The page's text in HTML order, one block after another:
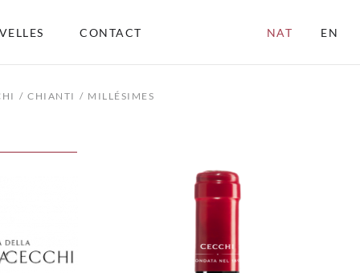
CONTACT NAT EN
CHIANTI MILLÉSIMES